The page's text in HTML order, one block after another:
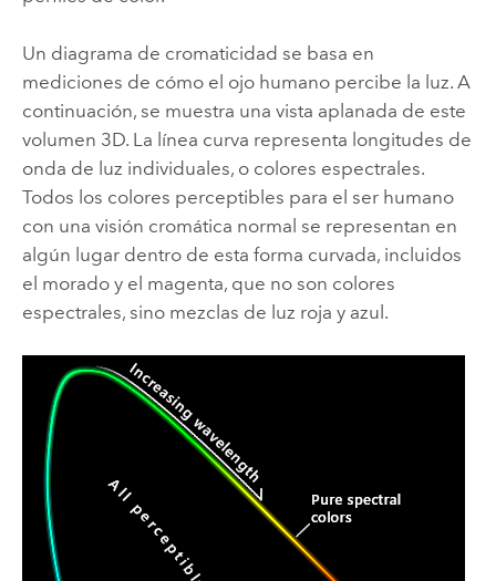
Un diagrama de cromaticidad se basa en
mediciones de cómo el ojo humano percibe la luz. A
continuación, se muestra una vista aplanada de este
volumen 3D. La línea curva representa longitudes de
onda de luz individuales, o colores espectrales.
Todos los colores perceptibles para el ser humano
con una visión cromática normal se representan en
algún lugar dentro de esta forma curvada, incluidos
el morado y el magenta, que no son colores
espectrales, sino mezclas de luz roja y azul.